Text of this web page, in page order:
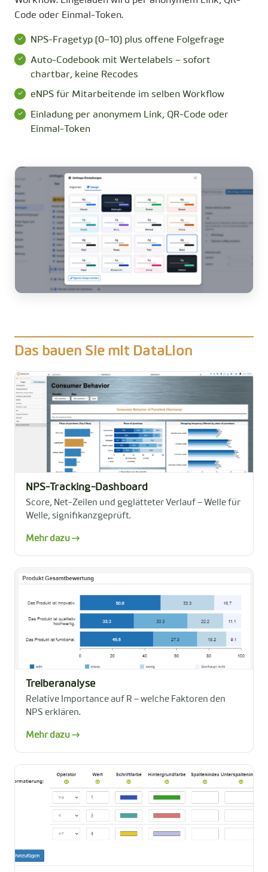
Code oder Einmal-Token.
NPS-Fragetyp (0–10) plus offene Folgefrage
Auto-Codebook mit Wertelabels – sofort
chartbar, keine Recodes
eNPS für Mitarbeitende im selben Workflow
Einladung per anonymem Link, QR-Code oder
Einmal-Token
Das bauen Sie mit DataLion
NPS-Tracking-Dashboard
Score, Net-Zeilen und geglätteter Verlauf – Welle für
Welle, signifikanzgeprüft.
Mehr dazu →
Treiberanalyse
Relative Importance auf R – welche Faktoren den
NPS erklären.
Mehr dazu →